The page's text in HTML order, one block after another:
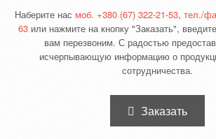
Наберите нас моб. +380 (67) 322-21-53, тел./
63или нажмите на кнопку "Заказать",
вам перезвоним. С радостью
исчерпывающую информацию о
сотрудничества.
Заказать